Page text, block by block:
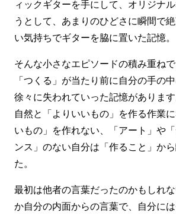
ィックギターを手にして、オリジナ
うとして、あまりのひどさに瞬間で
い気持ちでギターを脇に置いた記憶。
そんな小さなエピソードの積み重ね
「つくる」が当たり前に自分の手の
徐々に失われていった記憶がありま
自然と「よりいいもの」を作る作業
いもの」を作れない、「アート」や
ンス」のない自分は「作ること」か
た。
最初は他者の言葉だったのかもしれ
か自分の内面からの言葉で、自分に